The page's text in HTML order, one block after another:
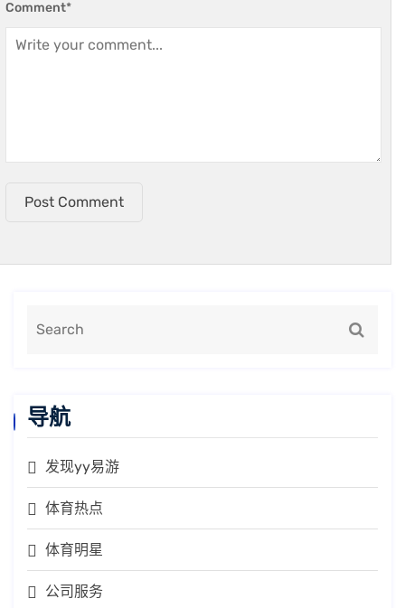
Comment*
Post Comment
导航
发现yy易游
体育热点
体育明星
公司服务